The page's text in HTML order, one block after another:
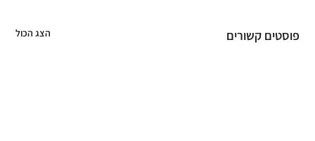
פוסטים קשורים הצג הכול